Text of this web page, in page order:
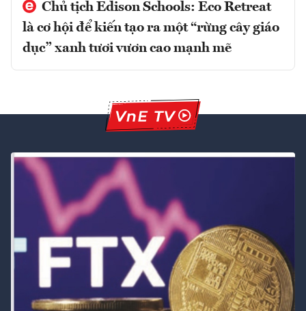
Chủ tịch Edison Schools: Eco Retreat
là cơ hội để kiến tạo ra một “rừng cây giáo
dục” xanh tươi vươn cao mạnh mẽ